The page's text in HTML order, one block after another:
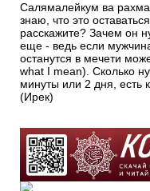
Салямалейкум ва
знаю, что это
расскажите? Зачем он
еще - ведь если
останутся в мечети
what I mean). Сколько
минуты или 2 дня, есть
(Ирек)